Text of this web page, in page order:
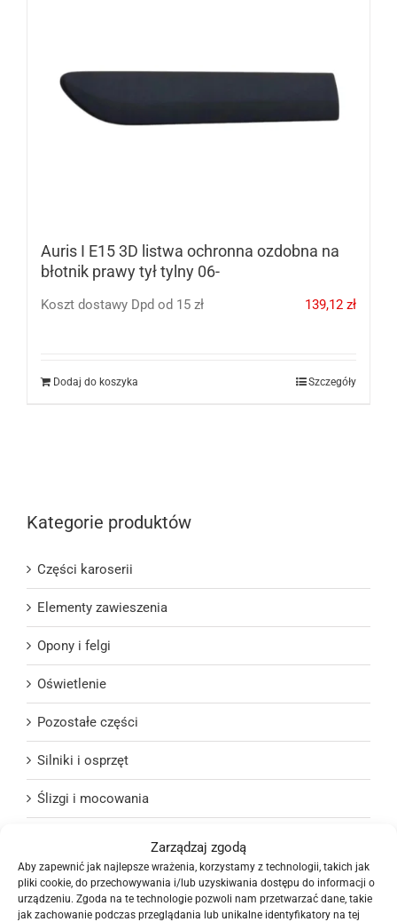
Zarządzaj zgodą
Aby zapewnić jak najlepsze wrażenia, korzystamy z technologii, takich jak
pliki cookie, do przechowywania i/lub uzyskiwania dostępu do informacji o
urządzeniu. Zgoda na te technologie pozwoli nam przetwarzać dane, takie
jak zachowanie podczas przeglądania lub unikalne identyfikatory na tej
Auris I E15 3D listwa ochronna ozdobna na
błotnik prawy tył tylny 06-
Koszt dostawy Dpd od 15 zł 139,12 zł
Dodaj do koszyka Szczegóły
Kategorie produktów
Części karoserii
Elementy zawieszenia
Opony i felgi
Oświetlenie
Pozostałe części
Silniki i osprzęt
Ślizgi i mocowania
Układ elektryczny
Układ kierowniczy